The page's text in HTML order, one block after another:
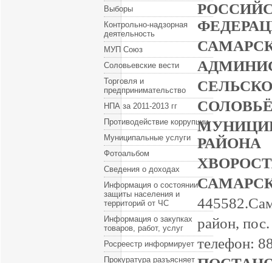
Выборы
Контрольно-надзорная
деятельность
МУП Союз
Соловьевские вести
Торговля и
предпринимательство
НПА за 2011-2013 гг
Противодействие коррупции
Муниципальные услуги
Фотоальбом
Сведения о доходах
Информация о состоянии
защиты населения и
территорий от ЧС
Информация о закупках
товаров, работ, услуг
Росреестр информирует
Прокуратура разъясняет
район,
телефон: